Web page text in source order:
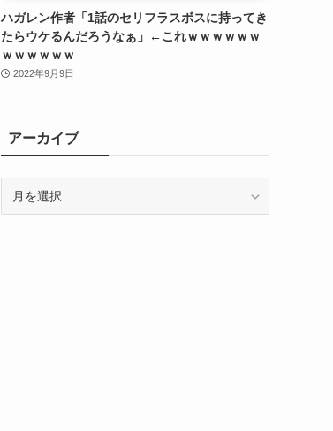
ハガレン作者「1話のセリフラスボスに持ってき
たらウケるんだろうなぁ」←これｗｗｗｗｗｗ
ｗｗｗｗｗｗ
2022年9月9日
アーカイブ